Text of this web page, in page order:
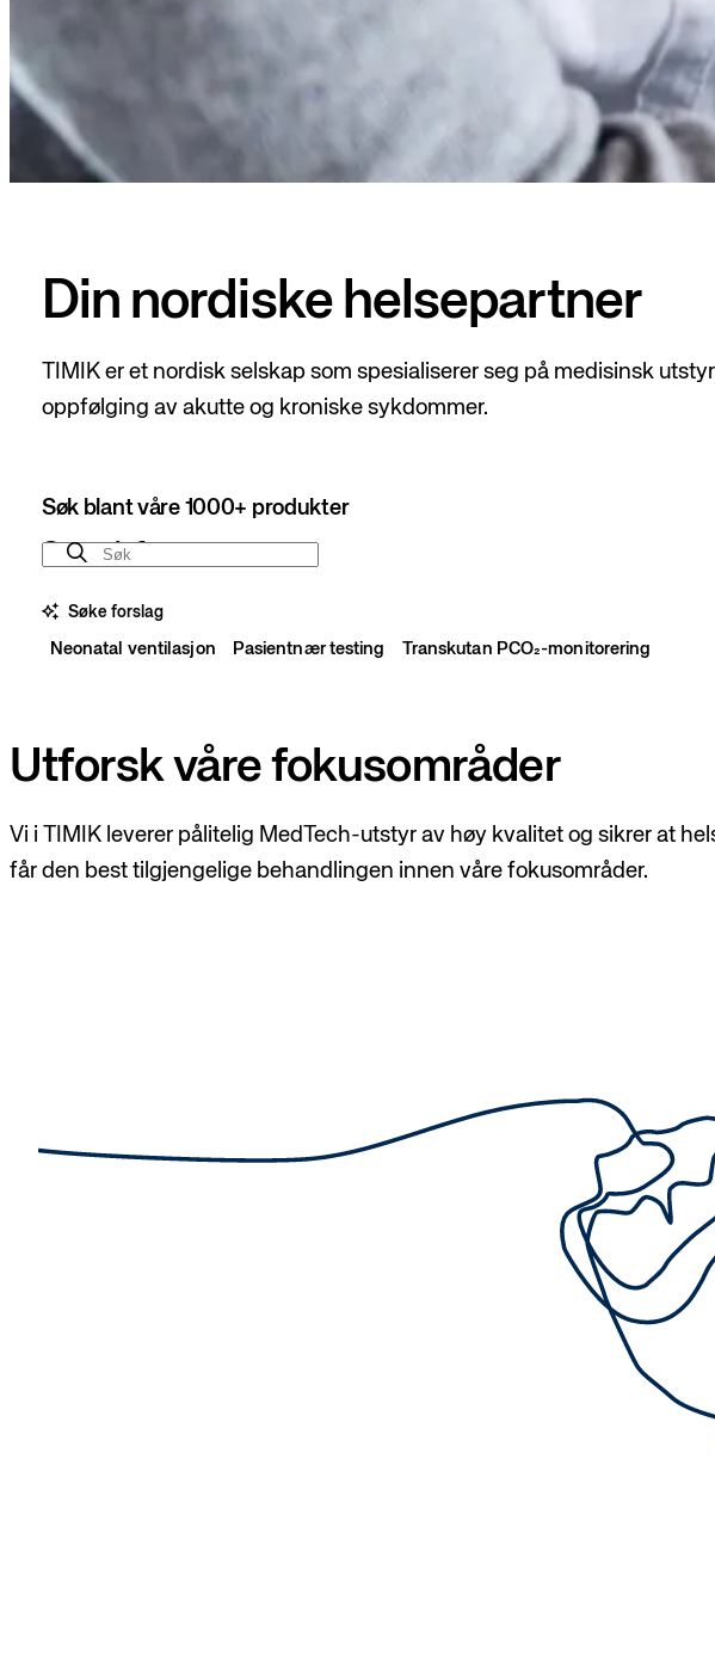
Din nordiske helsepartner
TIMIK er et nordisk selskap som spesialiserer seg på medisinsk
oppfølging av akutte og kroniske sykdommer.
Søk blant våre 1000+ produkter
Search for:
Søke forslag
Neonatal ventilasjon Pasientnær testing Transkutan PCO₂-monitorering
Utforsk våre fokusområder
Vi i TIMIK leverer pålitelig MedTech-utstyr av høy kvalitet og sikrer at
får den best tilgjengelige behandlingen innen våre fokusområder.